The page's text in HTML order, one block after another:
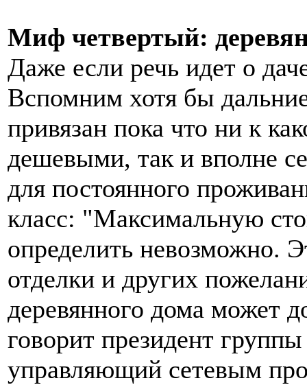
Миф четвертый:
Даже если речь идет о
Вспомним хотя бы
привязан пока что ни к
дешевыми, так и вполне
для постоянного
класс: "Максимальную
определить невозможно.
отделки и других
деревянного дома может
говорит президент
управляющий сетевым